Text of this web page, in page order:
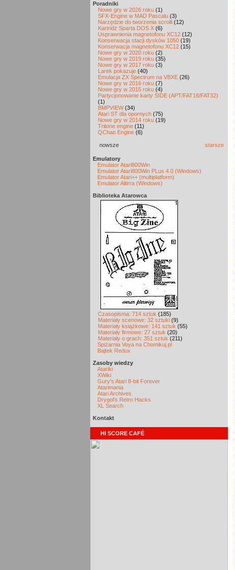
Poradniki
Nowe gry w 2026 roku (1)
SFX-Engine w MAD Pascalu (3)
Narzędzie do tworzenia scrolli (12)
Kartridż Sparta DOS X (6)
Usprawnienia magnetofonu XC12 (12)
Konserwacja stacji dysków 1050 (19)
Konserwacja magnetofonu XC12 (15)
Nowe gry w 2020 roku (2)
Nowe gry w 2019 roku (35)
Nowe gry w 2017 roku (3)
Larek pokazuje (40)
Emulacja ZX Spectrum na VBXE (26)
Nowe gry w 2016 roku (7)
Nowe gry w 2015 roku (4)
Partycjonowanie karty SIDE (APT/FAT16/FAT32)
(1)
BMPVIEW(34)
Atari ST dla opornych (75)
Nowe gry w 2014 roku (19)
Tritone engine (11)
QChan Engine (6)
nowsze starsze
Emulatory
Emulator Atari800Win
Emulator Atari800Win PLus 4.0 (Windows)
Emulator Atari++ (multiplatform)
Emulator Altirra (Windows)
Biblioteka Atarowca
Czasopisma: 714 sztuk (185)
Materiały scenowe: 32 sztuki (9)
Materiały książkowe: 141 sztuk (55)
Materiały firmowe: 27 sztuk (20)
Materiały o grach: 351 sztuk (211)
Spiżarnia Voya na Chomikuj.pl
Bajtek Redux
Zasoby wiedzy
Atariki
XWiki
Gury's Atari 8-bit Forever
Atarimania
Atari Archives
Drygol's Retro Hacks
XL Search
Kontakt
HI SCORE CAFÉ